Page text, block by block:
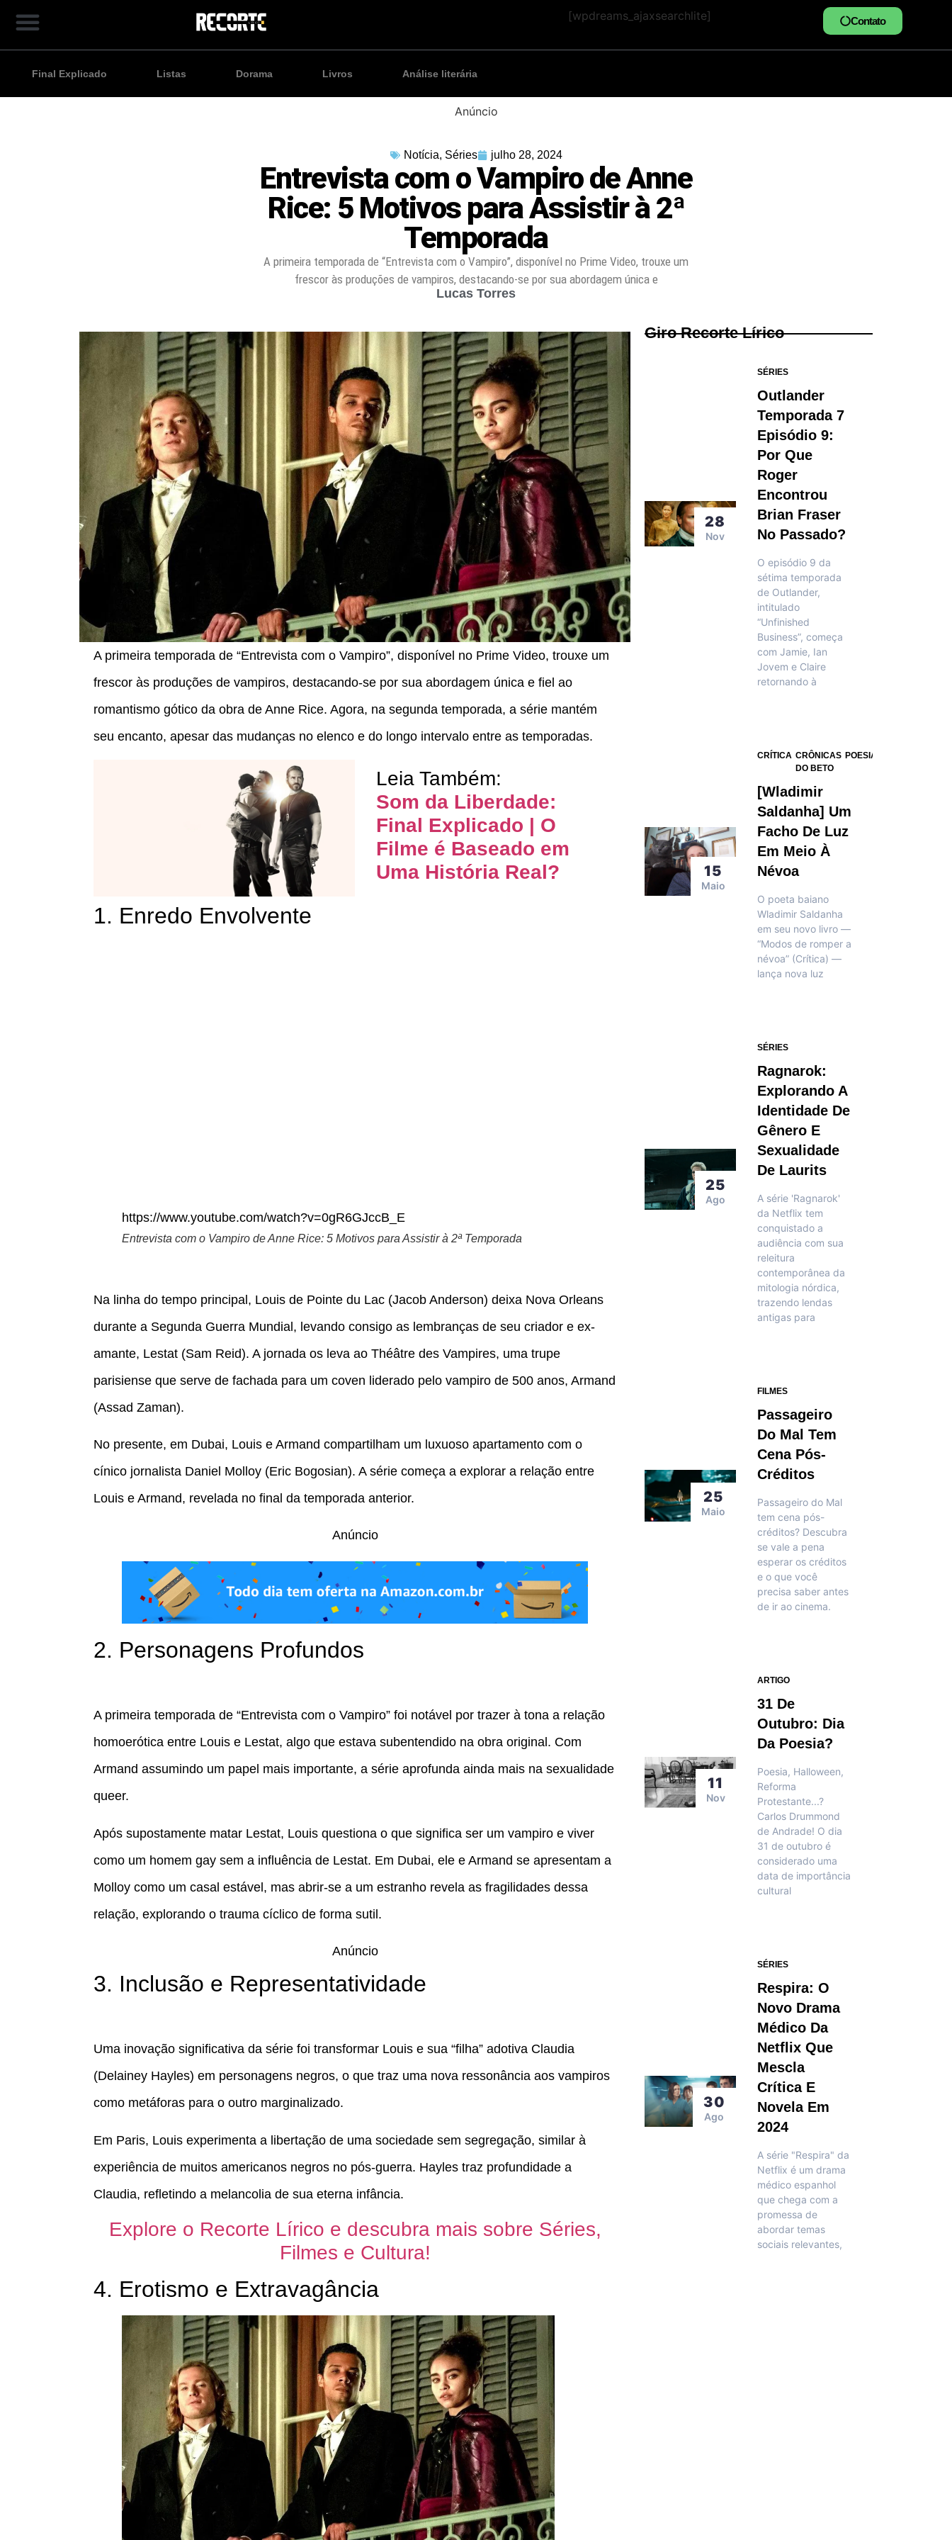
[wpdreams_ajaxsearchlite] Contato
Final Explicado Listas Dorama Livros Análise literária
Anúncio
Notícia, Séries julho 28, 2024
Entrevista com o Vampiro de Anne
Rice: 5 Motivos para Assistir à 2ª
Temporada
A primeira temporada de “Entrevista com o Vampiro”, disponível no Prime Video, trouxe um
frescor às produções de vampiros, destacando-se por sua abordagem única e
Lucas Torres
A primeira temporada de “Entrevista com o Vampiro”, disponível no Prime Video, trouxe um
frescor às produções de vampiros, destacando-se por sua abordagem única e fiel ao
romantismo gótico da obra de Anne Rice. Agora, na segunda temporada, a série mantém
seu encanto, apesar das mudanças no elenco e do longo intervalo entre as temporadas.
Leia Também:
Som da Liberdade:
Final Explicado | O
Filme é Baseado em
Uma História Real?
1. Enredo Envolvente
https://www.youtube.com/watch?v=0gR6GJccB_E
Entrevista com o Vampiro de Anne Rice: 5 Motivos para Assistir à 2ª Temporada
Na linha do tempo principal, Louis de Pointe du Lac (Jacob Anderson) deixa Nova Orleans
durante a Segunda Guerra Mundial, levando consigo as lembranças de seu criador e ex-
amante, Lestat (Sam Reid). A jornada os leva ao Théâtre des Vampires, uma trupe
parisiense que serve de fachada para um coven liderado pelo vampiro de 500 anos, Armand
(Assad Zaman).
No presente, em Dubai, Louis e Armand compartilham um luxuoso apartamento com o
cínico jornalista Daniel Molloy (Eric Bogosian). A série começa a explorar a relação entre
Louis e Armand, revelada no final da temporada anterior.
Anúncio
2. Personagens Profundos
A primeira temporada de “Entrevista com o Vampiro” foi notável por trazer à tona a relação
homoerótica entre Louis e Lestat, algo que estava subentendido na obra original. Com
Armand assumindo um papel mais importante, a série aprofunda ainda mais na sexualidade
queer.
Após supostamente matar Lestat, Louis questiona o que significa ser um vampiro e viver
como um homem gay sem a influência de Lestat. Em Dubai, ele e Armand se apresentam a
Molloy como um casal estável, mas abrir-se a um estranho revela as fragilidades dessa
relação, explorando o trauma cíclico de forma sutil.
Anúncio
3. Inclusão e Representatividade
Uma inovação significativa da série foi transformar Louis e sua “filha” adotiva Claudia
(Delainey Hayles) em personagens negros, o que traz uma nova ressonância aos vampiros
como metáforas para o outro marginalizado.
Em Paris, Louis experimenta a libertação de uma sociedade sem segregação, similar à
experiência de muitos americanos negros no pós-guerra. Hayles traz profundidade a
Claudia, refletindo a melancolia de sua eterna infância.
Explore o Recorte Lírico e descubra mais sobre Séries,
Filmes e Cultura!
4. Erotismo e Extravagância
Giro Recorte Lírico
28
Nov
SÉRIES
Outlander
Temporada 7
Episódio 9:
Por Que
Roger
Encontrou
Brian Fraser
No Passado?
O episódio 9 da
sétima temporada
de Outlander,
intitulado
“Unfinished
Business”, começa
com Jamie, Ian
Jovem e Claire
retornando à
15
Maio
CRÍTICA CRÔNICAS
DO BETO
POESIA
[Wladimir
Saldanha] Um
Facho De Luz
Em Meio À
Névoa
O poeta baiano
Wladimir Saldanha
em seu novo livro —
“Modos de romper a
névoa” (Crítica) —
lança nova luz
25
Ago
SÉRIES
Ragnarok:
Explorando A
Identidade De
Gênero E
Sexualidade
De Laurits
A série 'Ragnarok'
da Netflix tem
conquistado a
audiência com sua
releitura
contemporânea da
mitologia nórdica,
trazendo lendas
antigas para
25
Maio
FILMES
Passageiro
Do Mal Tem
Cena Pós-
Créditos
Passageiro do Mal
tem cena pós-
créditos? Descubra
se vale a pena
esperar os créditos
e o que você
precisa saber antes
de ir ao cinema.
11
Nov
ARTIGO
31 De
Outubro: Dia
Da Poesia?
Poesia, Halloween,
Reforma
Protestante...?
Carlos Drummond
de Andrade! O dia
31 de outubro é
considerado uma
data de importância
cultural
30
Ago
SÉRIES
Respira: O
Novo Drama
Médico Da
Netflix Que
Mescla
Crítica E
Novela Em
2024
A série "Respira" da
Netflix é um drama
médico espanhol
que chega com a
promessa de
abordar temas
sociais relevantes,